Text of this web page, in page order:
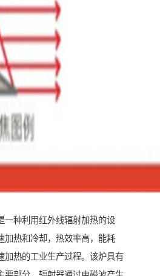
一种利用红外线辐射加热的设
加热和冷却，热效率高，能耗
加热的工业生产过程。该炉具有